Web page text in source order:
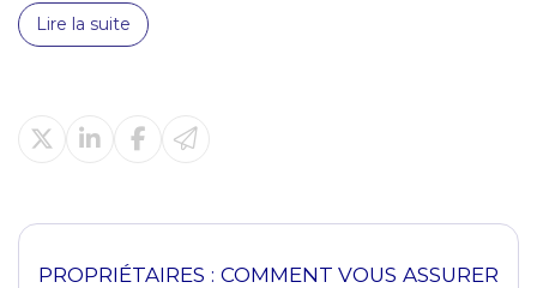
Lire la suite
PROPRIÉTAIRES : COMMENT VOUS ASSURER